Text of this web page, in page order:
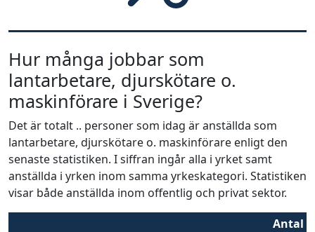
Hur många jobbar som
lantarbetare, djurskötare o.
maskinförare i Sverige?
Det är totalt .. personer som idag är anställda som
lantarbetare, djurskötare o. maskinförare enligt den
senaste statistiken. I siffran ingår alla i yrket samt
anställda i yrken inom samma yrkeskategori. Statistiken
visar både anställda inom offentlig och privat sektor.
Antal